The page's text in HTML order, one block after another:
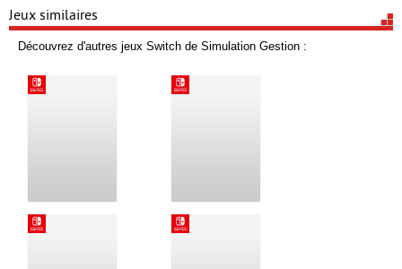
Jeux similaires
Découvrez d'autres jeux Switch de Simulation Gestion :